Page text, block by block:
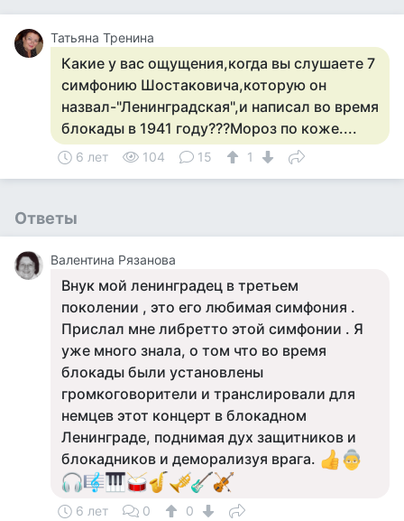
Татьяна Тренина
Какие у вас ощущения,когда вы слушаете 7
симфонию Шостаковича,которую он
назвал-"Ленинградская",и написал во время
блокады в 1941 году???Мороз по коже....
6 лет 104 15 1
Ответы
Валентина Рязанова
Внук мой ленинградец в третьем
поколении , это его любимая симфония .
Прислал мне либретто этой симфонии . Я
уже много знала, о том что во время
блокады были установлены
громкоговорители и транслировали для
немцев этот концерт в блокадном
Ленинграде, поднимая дух защитников и
блокадников и деморализуя врага.
6 лет 0 0